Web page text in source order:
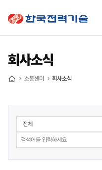
회사소식
소통센터 회사소식
소통센터
>
회사소식
검색